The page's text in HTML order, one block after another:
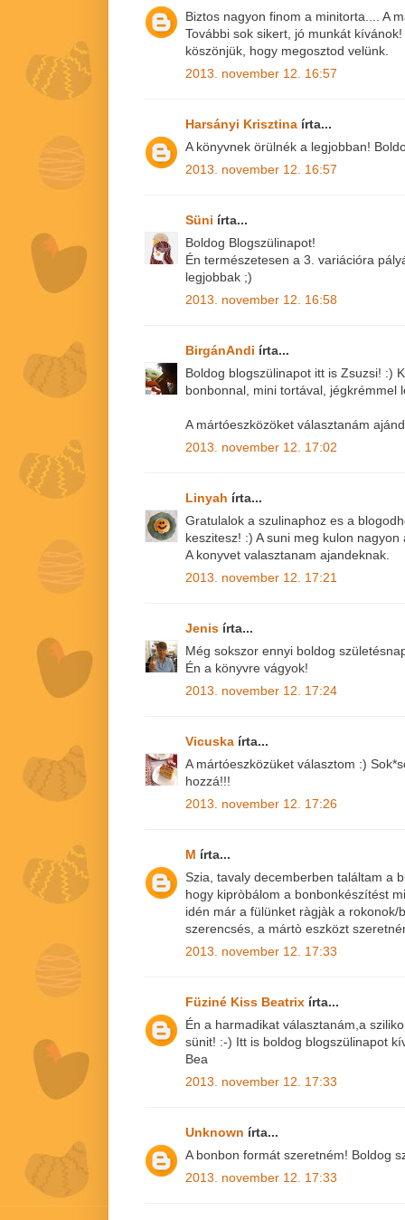
Biztos nagyon finom a minitorta.... A
További sok sikert, jó munkát
köszönjük, hogy megosztod velünk.
2013. november 12. 16:57
Harsányi Krisztina írta...
A könyvnek örülnék a legjobban!
2013. november 12. 16:57
Süni írta...
Boldog Blogszülinapot!
Én természetesen a 3. variációra
legjobbak ;)
2013. november 12. 16:58
BirgánAndi írta...
Boldog blogszülinapot itt is Zsuzsi! :)
bonbonnal, mini tortával, jégkrémmel
A mártóeszközöket választanám
2013. november 12. 17:02
Linyah írta...
Gratulalok a szulinaphoz es a
keszitesz! :) A suni meg kulon nagyon
A konyvet valasztanam ajandeknak.
2013. november 12. 17:21
Jenis írta...
Még sokszor ennyi boldog
Én a könyvre vágyok!
2013. november 12. 17:24
Vicuska írta...
A mártóeszközüket választom :)
hozzá!!!
2013. november 12. 17:26
M írta...
Szia, tavaly decemberben találtam a
hogy kipròbálom a bonbonkészítést
idén már a fülünket ràgjàk a
szerencsés, a mártò eszközt
2013. november 12. 17:33
Füziné Kiss Beatrix írta...
Én a harmadikat választanám,a
sünit! :-) Itt is boldog blogszülinapot
Bea
2013. november 12. 17:33
Unknown írta...
A bonbon formát szeretném! Boldog
2013. november 12. 17:33